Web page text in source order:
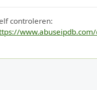
controleren: